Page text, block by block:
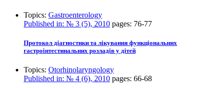
Topics: Gastroenterology
Published in: № 3 (5), 2010 pages: 76-77
Протокол діагностики та лікування функціональних
гастроінтестинальних розладів у дітей
Topics: Otorhinolaryngology
Published in: № 4 (6), 2010 pages: 66-68